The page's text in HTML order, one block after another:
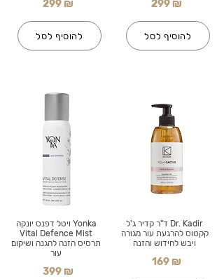
299 ₪
להוסיף לסל
Yonka ויטל דפנס יונקה
Vital Defence Mist
תרסיס הזנה להגנה ושיקום
עור
399 ₪
299 ₪
להוסיף לסל
Dr. Kadir ד"ר קדיר ג'ל
קקטוס להרגעת עור מגורה
ויבש לחידוש והזנה
169 ₪